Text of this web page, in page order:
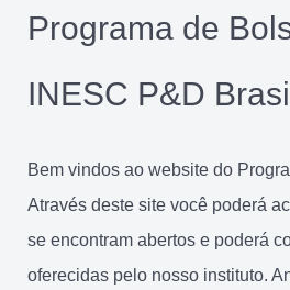
Programa de
INESC P&D
Bem vindos ao website do
Através deste site você poderá
se encontram abertos e poderá
oferecidas pelo nosso instituto.